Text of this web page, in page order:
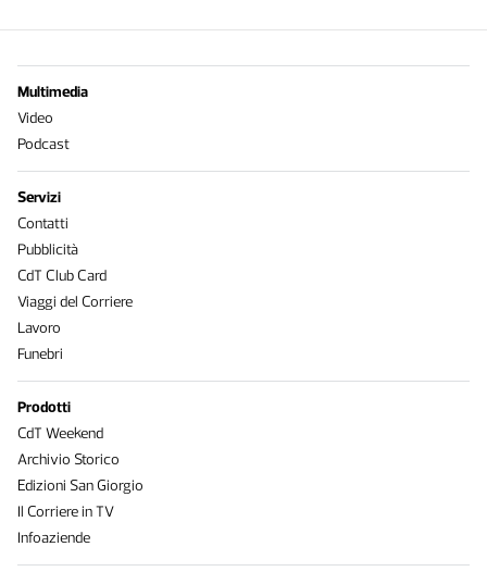
Multimedia
Video
Podcast
Servizi
Contatti
Pubblicità
CdT Club Card
Viaggi del Corriere
Lavoro
Funebri
Prodotti
CdT Weekend
Archivio Storico
Edizioni San Giorgio
Il Corriere in TV
Infoaziende